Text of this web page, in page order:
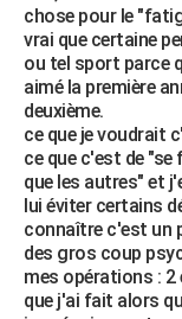
chose pour le
vrai que certaine
ou tel sport parce
aimé la première
deuxième.
ce que je voudrait
ce que c'est de
que les autres" et
lui éviter certains
connaître c'est un
des gros coup
mes opérations : 2
que j'ai fait alors